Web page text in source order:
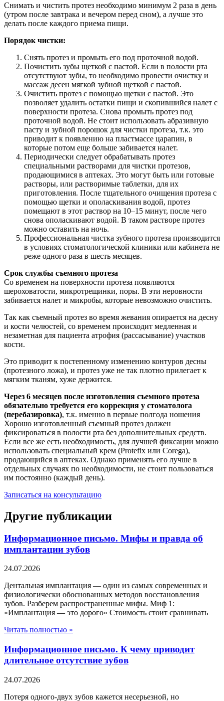
Снимать и чистить протез необходимо минимум 2 раза в день
(утром после завтрака и вечером перед сном), а лучше это
делать после каждого приема пищи.
Порядок чистки:
Снять протез и промыть его под проточной водой.
Почистить зубы щеткой с пастой. Если в полости рта
отсутствуют зубы, то необходимо провести очистку и
массаж десен мягкой зубной щеткой с пастой.
Очистить протез с помощью щетки с пастой. Это
позволяет удалить остатки пищи и скопившийся налет с
поверхности протеза. Снова промыть протез под
проточной водой. Не стоит использовать абразивную
пасту и зубной порошок для чистки протеза, т.к. это
приводит к появлению на пластмассе царапин, в
которые потом еще больше забивается налет.
Периодически следует обрабатывать протез
специальными растворами для чистки протезов,
продающимися в аптеках. Это могут быть или готовые
растворы, или растворимые таблетки, для их
приготовления. После тщательного очищения протеза с
помощью щетки и ополаскивания водой, протез
помещают в этот раствор на 10–15 минут, после чего
снова ополаскивают водой. В таком растворе протез
можно оставить на ночь.
Профессиональная чистка зубного протеза производится
в условиях стоматологической клиники или кабинета не
реже одного раза в шесть месяцев.
Срок службы съемного протеза
Со временем на поверхности протеза появляются
шероховатости, микротрещинки, поры. В эти неровности
забивается налет и микробы, которые невозможно очистить.
Так как съемный протез во время жевания опирается на десну
и кости челюстей, со временем происходит медленная и
незаметная для пациента атрофия (рассасывание) участков
кости.
Это приводит к постепенному изменению контуров десны
(протезного ложа), и протез уже не так плотно прилегает к
мягким тканям, хуже держится.
Через 6 месяцев после изготовления съемного протеза
обязательно требуется его коррекция у стоматолога
(перебазировка), т.к. именно в первые полгода ношения
Хорошо изготовленный съемный протез должен
фиксироваться в полости рта без дополнительных средств.
Если все же есть необходимость, для лучшей фиксации можно
использовать специальный крем (Protefix или Corega),
продающийся в аптеках. Однако применять его лучше в
отдельных случаях по необходимости, не стоит пользоваться
им постоянно (каждый день).
Записаться на консультацию
Другие публикации
Информационное письмо. Мифы и правда об
имплантации зубов
24.07.2026
Дентальная имплантация — один из самых современных и
физиологически обоснованных методов восстановления
зубов. Разберем распространенные мифы. Миф 1:
«Имплантация — это дорого» Стоимость стоит сравнивать
Читать полностью »
Информационное письмо. К чему приводит
длительное отсутствие зубов
24.07.2026
Потеря одного-двух зубов кажется несерьезной, но